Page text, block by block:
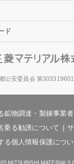
ド
公安委員会 第
鉱物調達・製錬事業
乗る勧誘について
る個人情報保護につい
MITSUBISHI MATERIALS